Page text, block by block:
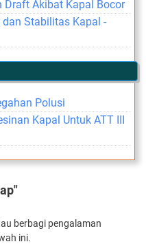
Draft Akibat Kapal Bocor
Stabilitas Kapal -
Polusi
Kapal Untuk ATT III
berbagi pengalaman
ini.